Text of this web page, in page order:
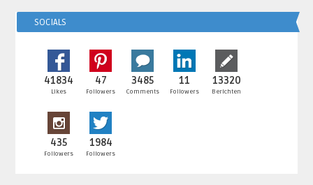
SOCIALS
41834
Likes
47
Followers
3485
Comments
11
Followers
13320
Berichten
435
Followers
1984
Followers